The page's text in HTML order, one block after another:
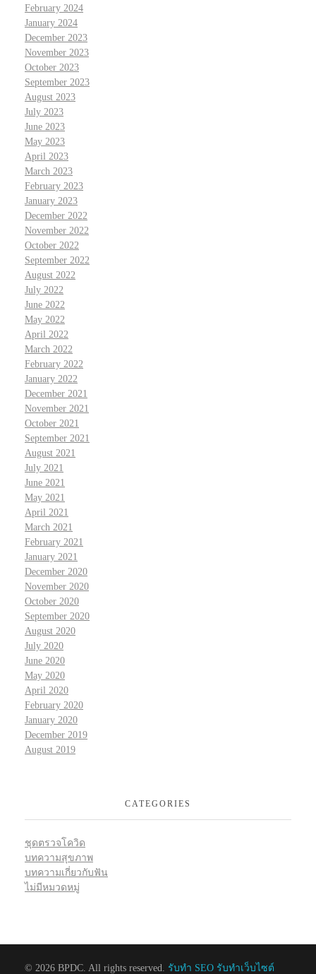
February 2024
January 2024
December 2023
November 2023
October 2023
September 2023
August 2023
July 2023
June 2023
May 2023
April 2023
March 2023
February 2023
January 2023
December 2022
November 2022
October 2022
September 2022
August 2022
July 2022
June 2022
May 2022
April 2022
March 2022
February 2022
January 2022
December 2021
November 2021
October 2021
September 2021
August 2021
July 2021
June 2021
May 2021
April 2021
March 2021
February 2021
January 2021
December 2020
November 2020
October 2020
September 2020
August 2020
July 2020
June 2020
May 2020
April 2020
February 2020
January 2020
December 2019
August 2019
CATEGORIES
ชุดตรวจโควิด
บทความสุขภาพ
บทความเกี่ยวกับฟัน
ไม่มีหมวดหมู่
© 2026 BPDC. All rights reserved. รับทำ SEO รับทำเว็บไซต์